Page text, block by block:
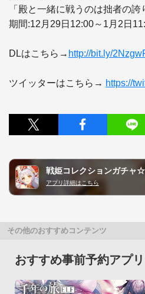
「殿と一緒に戦うのは拙者の誇
期間:12月29日12:00～1月2日
DLはこちら→ http://bit.ly/
ツイッターはこちら→ https://
戦姫コレクションガチャ
アプリ詳細はこちら
その他のおすすめコンテンツ
おすすめ事前予約アプリ